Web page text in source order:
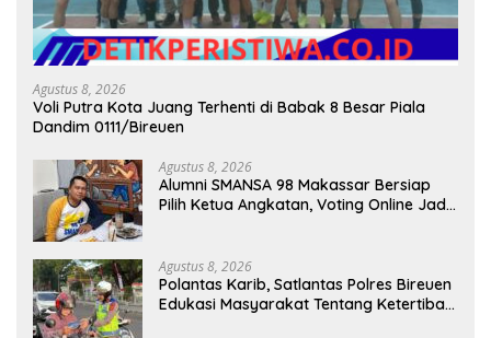
Agustus 8, 2026
Voli Putra Kota Juang Terhenti di Babak 8 Besar Piala
Dandim 0111/Bireuen
Agustus 8, 2026
Alumni SMANSA 98 Makassar Bersiap
Pilih Ketua Angkatan, Voting Online Jadi
Agustus 8, 2026
Polantas Karib, Satlantas Polres Bireuen
Edukasi Masyarakat Tentang Ketertiban